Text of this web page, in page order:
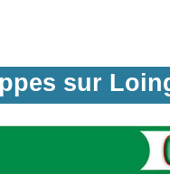
sur